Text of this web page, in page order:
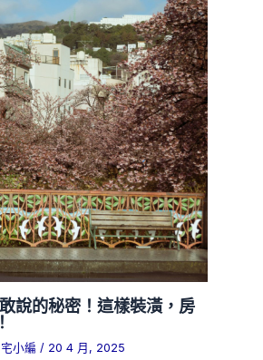
說的秘密！這樣裝潢，房
宅小編/ 20 4 月, 2025